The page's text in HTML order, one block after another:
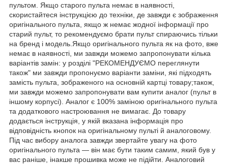
пультом. Якщо старого пульта немає в наявності,
скористайтеся інструкцією до техніки, де завжди є зображення
оригінального пульта, якщо ж немає жодної інформації про
старий пульт, то рекомендуємо брати пульт спираючись тільки
на бренд і модель.Якщо оригінального пульта як на фото, вже
немає в наявності, ми завжди можемо запропонувати кілька
варіантів замін: у розділі "РЕКОМЕНДУЄМО переглянути
також" ми завжди пропонуємо варіанти заміни, які підходять
замість пульта, зображеного на основній картці товару;також,
ми завжди можемо запропонувати вам купити аналог (пульт в
іншому корпусі). Аналог є 100% заміною оригінального пульта
та додаткового настроювання не вимагає. До товару
додається інструкція, у якій вказана інформація про
відповідність кнопок на оригінальному пульті й аналоговому.
Під час вибору аналога завжди звертайте увагу на фото
оригінального пульта — він має бути таким самим, який був у
вас раніше, інакше прошивка може не підійти. Аналоговий